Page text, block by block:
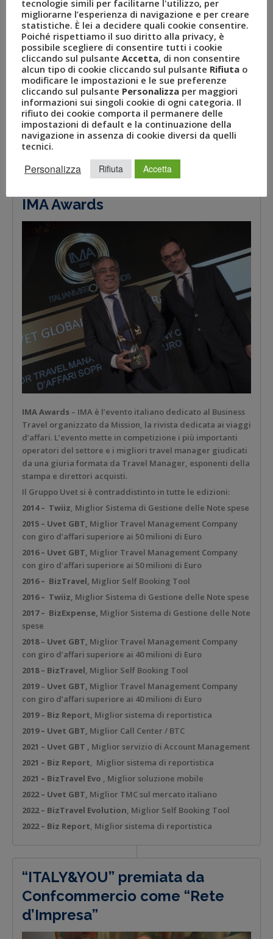
Capital #1 –Promosso da ClassEditori e dalla Rivista
Capital,il primo Summit dei Numeri uno d’Italia, con la
partecipazione di tutti gli imprenditori che con le loro
attività qualificano il Made in Italy e sostengono il
prestigio del sistema imprenditoriale italiano nel mondo. Il
Gruppo Uvet è stato l’unico partecipanti al Summit in
qualità di unica eccellenza nel settore del turismo.
IMA Awards
IMA Awards – IMA è l’evento italiano dedicato al Business
Travel organizzato da Mission, la rivista dedicata ai viaggi
d’affari. L’evento mette in competizione i più importanti
operatori del settore e i migliori travel manager giudicati
da una giuria formata da Travel Manager, esponenti della
stampa e direttori acquisti.
Il Gruppo Uvet si è contraddistinto in tutte le edizioni:
2014 – Twiiz, Miglior Sistema di Gestione delle Note spese
2015 – Uvet GBT, Miglior Travel Management Company
con giro d’affari superiore ai 50 milioni di Euro
2016 – Uvet GBT, Miglior Travel Management Company
con giro d’affari superiore ai 50 milioni di Euro
2016 – BizTravel, Miglior Self Booking Tool
2016 – Twiiz, Miglior Sistema di Gestione delle Note spese
2017 – BizExpense, Miglior Sistema di Gestione delle Note
spese
2018– Uvet GBT, Miglior Travel Management Company
con giro d’affari superiore ai 40 milioni di Euro
2018 – BizTravel, Miglior Self Booking Tool
2019– Uvet GBT, Miglior Travel Management Company
con giro d’affari superiore ai 40 milioni di Euro
2019– Biz Report, Miglior sistema di reportistica
2019 – Uvet GBT, Miglior Call Center / BTC
2021 – Uvet GBT , Miglior servizio di Account Management
2021 – Biz Report, Miglior sistema di reportistica
2021 – BizTravel Evo , Miglior soluzione mobile
2022 – Uvet GBT, Miglior TMC sul mercato italiano
2022 – BizTravel Evolution, Miglior Self Booking Tool
2022 – Biz Report, Miglior sistema di reportistica
“ITALY&YOU” premiata da
Confcommercio come “Rete
d’Impresa”
tecnologie simili per facilitarne l'utilizzo, per
migliorarne l’esperienza di navigazione e per creare
statistiche. È lei a decidere quali cookie consentire.
Poiché rispettiamo il suo diritto alla privacy, è
possibile scegliere di consentire tutti i cookie
cliccando sul pulsante Accetta, di non consentire
alcun tipo di cookie cliccando sul pulsante Rifiuta o
modificare le impostazioni e le sue preferenze
cliccando sul pulsante Personalizza per maggiori
informazioni sui singoli cookie di ogni categoria. Il
rifiuto dei cookie comporta il permanere delle
impostazioni di default e la continuazione della
navigazione in assenza di cookie diversi da quelli
tecnici.
Personalizza Rifiuta Accetta